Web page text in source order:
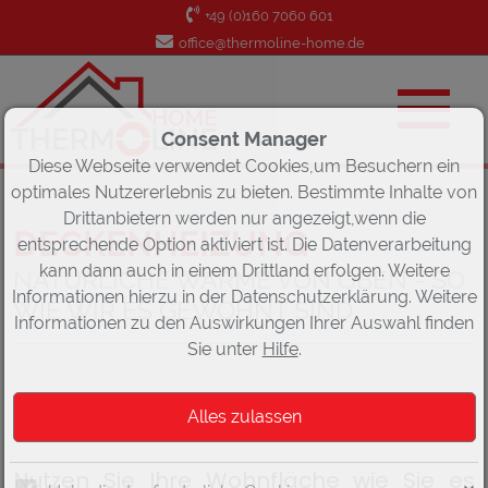
+49 (0)160 7060 601
office@thermoline-home.de
DECKENHEIZUNG
NATÜRLICHE WÄRME VON OBEN - SO
WIE WIR ES GEWOHNT SIND
UNSICHTBAR UND LAUTLOS
Nutzen Sie Ihre Wohnfläche wie Sie es
Consent Manager
Diese Webseite verwendet Cookies,um Besuchern ein
optimales Nutzererlebnis zu bieten. Bestimmte Inhalte von
Drittanbietern werden nur angezeigt,wenn die
entsprechende Option aktiviert ist. Die Datenverarbeitung
kann dann auch in einem Drittland erfolgen. Weitere
Informationen hierzu in der Datenschutzerklärung. Weitere
Informationen zu den Auswirkungen Ihrer Auswahl finden
Sie unter Hilfe.